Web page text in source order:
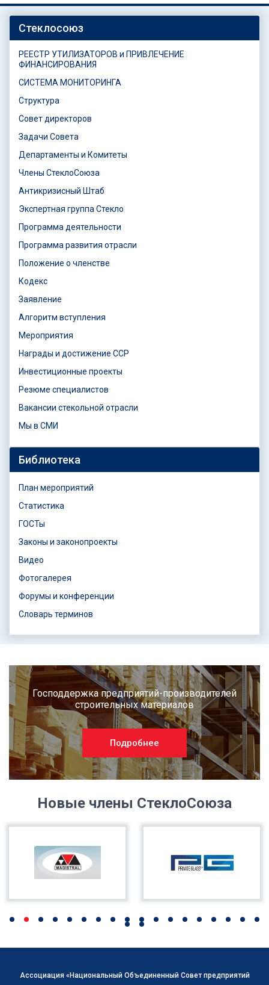
Стеклосоюз
РЕЕСТР УТИЛИЗАТОРОВ и ПРИВЛЕЧЕНИЕ
ФИНАНСИРОВАНИЯ
СИСТЕМА МОНИТОРИНГА
Структура
Совет директоров
Задачи Совета
Департаменты и Комитеты
Члены СтеклоСоюза
Антикризисный Штаб
Экспертная группа Стекло
Программа деятельности
Программа развития отрасли
Положение о членстве
Кодекс
Заявление
Алгоритм вступления
Мероприятия
Награды и достижение ССР
Инвестиционные проекты
Резюме специалистов
Вакансии стекольной отрасли
Мы в СМИ
Библиотека
План мероприятий
Статистика
ГОСТы
Законы и законопроекты
Видео
Фотогалерея
Форумы и конференции
Словарь терминов
Господдержка предприятий-производителей
строительных материалов
Подробнее
Новые члены СтеклоСоюза
Ассоциация «Национальный Объединенный Совет предприятий